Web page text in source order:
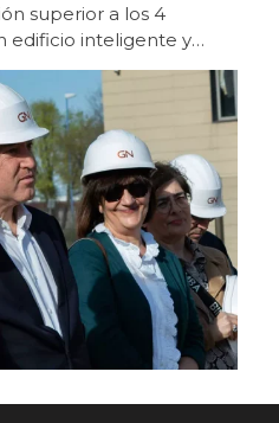
superior a los 4
edificio inteligente y
de referencia en
de su futura sede en
ubicado en la Avenida
Tecnológico de
nuevo hito en el
nuestro país. Con
4 millones de euros,
construcción de un
cuadrados, de los que
se destinarán a
integrarán,
formación y